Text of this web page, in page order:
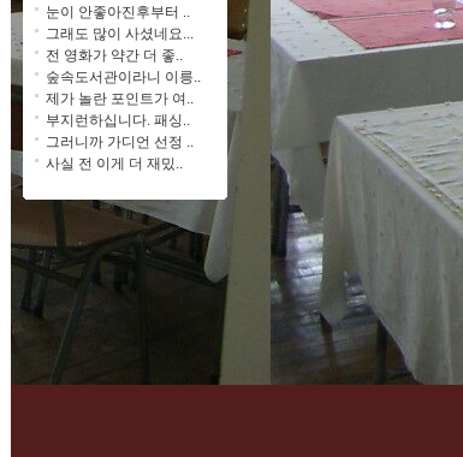
눈이 안좋아진후부터 ..
그래도 많이 사셨네요...
전 영화가 약간 더 좋..
숲속도서관이라니 이릉..
제가 놀란 포인트가 여..
부지런하십니다. 패싱..
그러니까 가디언 선정 ..
사실 전 이게 더 재밌..